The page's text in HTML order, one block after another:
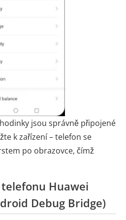
jsou správně připojené
k zařízení – telefon se
po obrazovce, čímž
Huawei
Debug Bridge)